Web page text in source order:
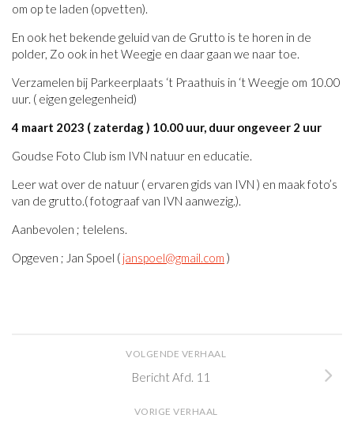
om op te laden (opvetten).
En ook het bekende geluid van de Grutto is te horen in de
polder, Zo ook in het Weegje en daar gaan we naar toe.
Verzamelen bij Parkeerplaats ‘t Praathuis in ‘t Weegje om 10.00
uur. ( eigen gelegenheid)
4 maart 2023 ( zaterdag ) 10.00 uur, duur ongeveer 2 uur
Goudse Foto Club ism IVN natuur en educatie.
Leer wat over de natuur ( ervaren gids van IVN ) en maak foto’s
van de grutto.( fotograaf van IVN aanwezig.).
Aanbevolen ; telelens.
Opgeven ; Jan Spoel ( janspoel@gmail.com )
VOLGENDE VERHAAL
Bericht Afd. 11
VORIGE VERHAAL